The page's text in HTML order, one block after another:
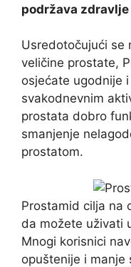
podržava
Usredotočujući se
veličine prostate,
osjećate ugodnije
svakodnevnim
prostata dobro
smanjenje
prostatom.
Prostamid cilja na
da možete uživati
Mnogi korisnici
opuštenije i manje